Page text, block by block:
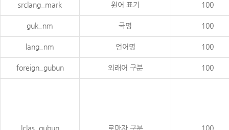
srclang_mark 원어 표기 100
guk_nm 국명 100
lang_nm 언어명 100
foreign_gubun 외래어 구분 100
lclas_gubun 로마자 구분 100